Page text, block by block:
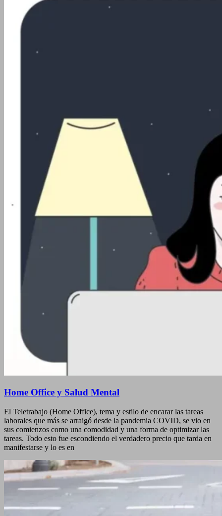
Home Office y Salud Mental
El Teletrabajo (Home Office), tema y estilo de encarar las tareas
laborales que más se arraigó desde la pandemia COVID, se vio en
sus comienzos como una comodidad y una forma de optimizar las
tareas. Todo esto fue escondiendo el verdadero precio que tarda en
manifestarse y lo es en